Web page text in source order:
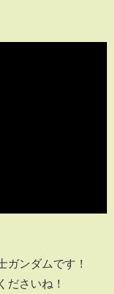
ガンダムです！
ださいね！